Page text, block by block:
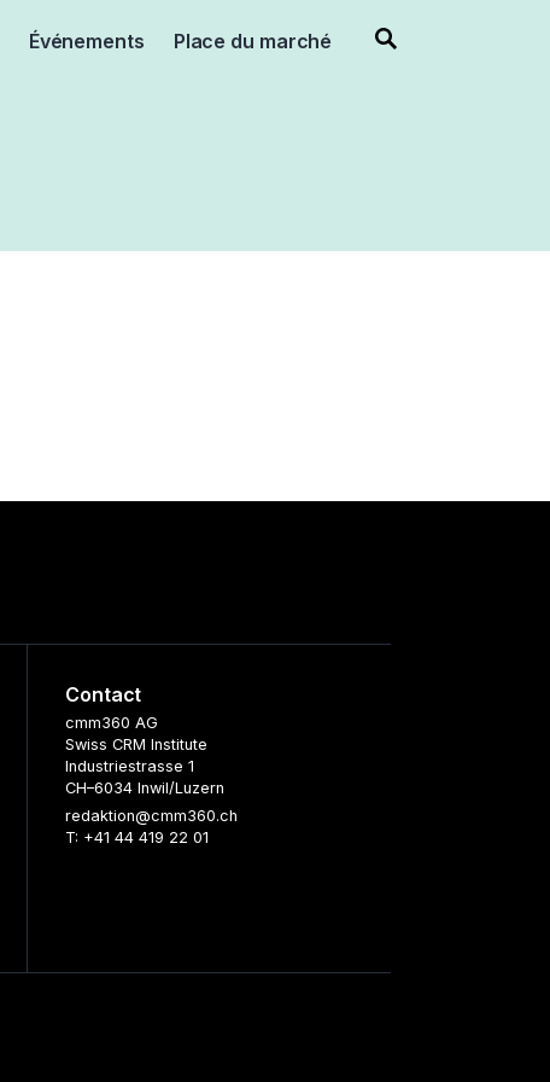
Événements Place du marché
Contact
cmm360 AG
Swiss CRM Institute
Industriestrasse 1
CH–6034 Inwil/Luzern
redaktion@cmm360.ch
T: +41 44 419 22 01